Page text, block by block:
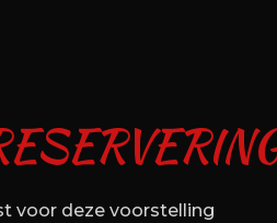
voor deze voorstelling